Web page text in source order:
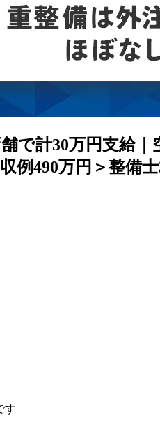
で計30万円支給
例490万円＞整備
す